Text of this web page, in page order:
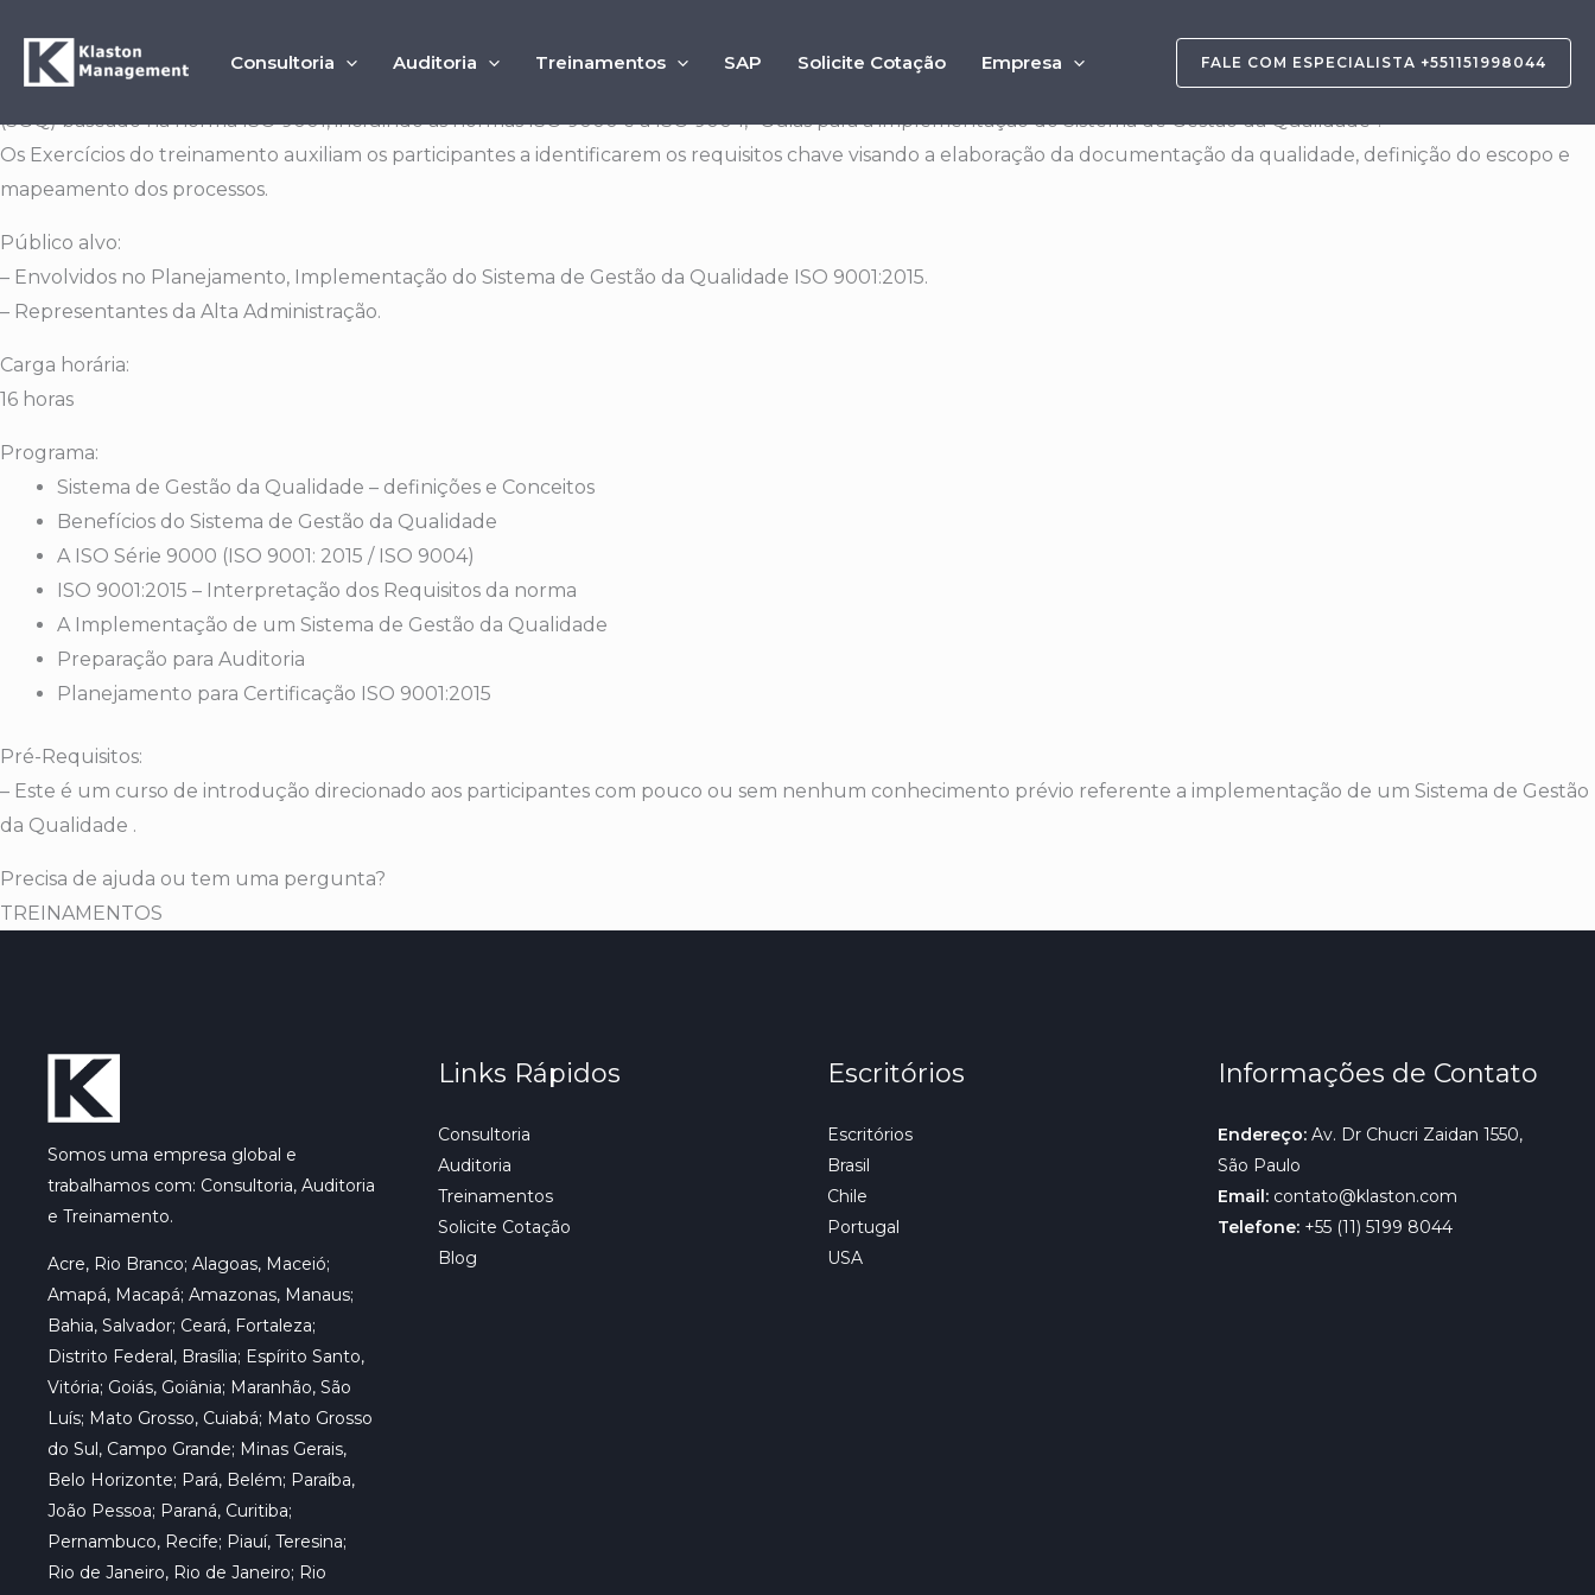
para
conteúdo
Consultoria Auditoria Treinamentos SAP Solicite Cotação Empresa FALE COM ESPECIALISTA +551151998044
Objetivo:
O Treinamento de “ISO 9001:2015 – Interpretação e Implementação“ apresenta os requisitos necessários para a implementação de um Sistema de Gestão da Qualidade
(SGQ) baseado na norma ISO 9001, incluindo as normas ISO 9000 e a ISO 9004, “Guias para a implementação do Sistema de Gestão da Qualidade“.
Os Exercícios do treinamento auxiliam os participantes a identificarem os requisitos chave visando a elaboração da documentação da qualidade, definição do escopo e
mapeamento dos processos.
Público alvo:
– Envolvidos no Planejamento, Implementação do Sistema de Gestão da Qualidade ISO 9001:2015.
– Representantes da Alta Administração.
Carga horária:
16 horas
Programa:
Sistema de Gestão da Qualidade – definições e Conceitos
Benefícios do Sistema de Gestão da Qualidade
A ISO Série 9000 (ISO 9001: 2015 / ISO 9004)
ISO 9001:2015 – Interpretação dos Requisitos da norma
A Implementação de um Sistema de Gestão da Qualidade
Preparação para Auditoria
Planejamento para Certificação ISO 9001:2015
Pré-Requisitos:
– Este é um curso de introdução direcionado aos participantes com pouco ou sem nenhum conhecimento prévio referente a implementação de um Sistema de Gestão
da Qualidade .
Precisa de ajuda ou tem uma pergunta?
TREINAMENTOS
Somos uma empresa global e
trabalhamos com: Consultoria, Auditoria
e Treinamento.
Acre, Rio Branco; Alagoas, Maceió;
Amapá, Macapá; Amazonas, Manaus;
Bahia, Salvador; Ceará, Fortaleza;
Distrito Federal, Brasília; Espírito Santo,
Vitória; Goiás, Goiânia; Maranhão, São
Luís; Mato Grosso, Cuiabá; Mato Grosso
do Sul, Campo Grande; Minas Gerais,
Belo Horizonte; Pará, Belém; Paraíba,
João Pessoa; Paraná, Curitiba;
Pernambuco, Recife; Piauí, Teresina;
Rio de Janeiro, Rio de Janeiro; Rio
Links Rápidos
Consultoria
Auditoria
Treinamentos
Solicite Cotação
Blog
Escritórios
Escritórios
Brasil
Chile
Portugal
USA
Informações de Contato
Endereço:Av. Dr Chucri Zaidan 1550,
São Paulo
Email: contato@klaston.com
Telefone: +55 (11) 5199 8044